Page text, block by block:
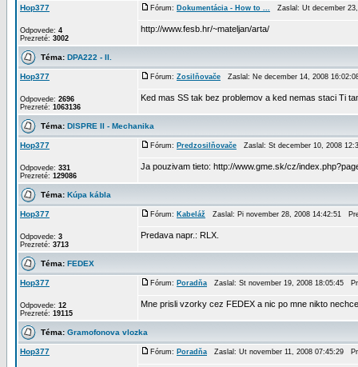
Hop377
Odpovede: 4
Prezreté: 3002
Fórum: Dokumentácia - How to ... Zaslal: Ut december
http://www.fesb.hr/~mateljan/arta/
Téma: DPA222 - II.
Hop377
Odpovede: 2696
Prezreté: 1063136
Fórum: Zosilňovače Zaslal: Ne december 14, 2008
Ked mas SS tak bez problemov a ked nemas staci Ti
Téma: DISPRE II - Mechanika
Hop377
Odpovede: 331
Prezreté: 129086
Fórum: Predzosilňovače Zaslal: St december 10, 2008
Ja pouzivam tieto: http://www.gme.sk/cz/
Téma: Kúpa kábla
Hop377
Odpovede: 3
Prezreté: 3713
Fórum: Kabeláž Zaslal: Pi november 28, 2008 14:42:51
Predava napr.: RLX.
Téma: FEDEX
Hop377
Odpovede: 12
Prezreté: 19115
Fórum: Poradňa Zaslal: St november 19, 2008 18:05:45
Mne prisli vzorky cez FEDEX a nic po mne nikto
Téma: Gramofonova vlozka
Hop377 Fórum: Poradňa Zaslal: Ut november 11, 2008 07:45:29